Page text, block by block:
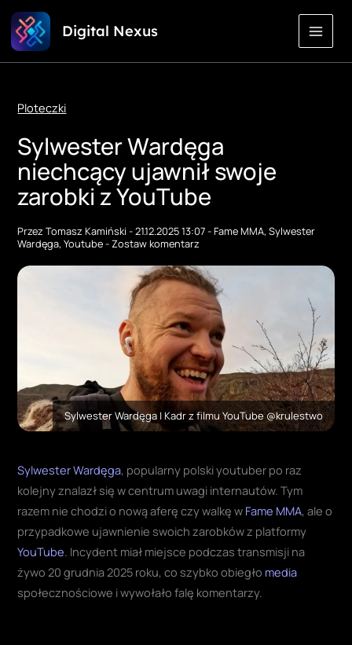
Przejdź
do
treści
Digital Nexus
Ploteczki
Sylwester Wardęga
niechcący ujawnił swoje
zarobki z YouTube
PrzezTomasz Kamiński-21.12.2025 13:07-Fame MMA,Sylwester
Wardęga,Youtube-Zostaw komentarz
Sylwester Wardęga | Kadr z filmu YouTube @krulestwo
Sylwester Wardęga, popularny polski youtuber po raz
kolejny znalazł się w centrum uwagi internautów. Tym
razem nie chodzi o nową aferę czy walkę w Fame MMA, ale o
przypadkowe ujawnienie swoich zarobków z platformy
YouTube. Incydent miał miejsce podczas transmisji na
żywo 20 grudnia 2025 roku, co szybko obiegło media
społecznościowe i wywołało falę komentarzy.